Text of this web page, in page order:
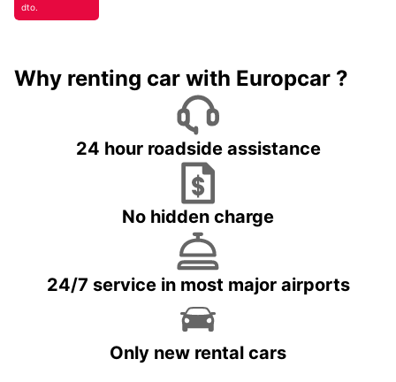
dto.
Why renting car with Europcar ?
24 hour roadside assistance
No hidden charge
24/7 service in most major airports
Only new rental cars